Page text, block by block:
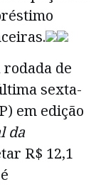
rodada de
sexta-
em edição
da
R$ 12,1